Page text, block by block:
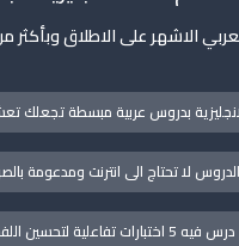
الاشهر على الاطلاق وبأكثر من 10 مليون
بدروس عربية مبسطة تجعلك
لا تحتاج الى انترنت ومدعومة
تفاعلية لتحسين اللفظ والنطق